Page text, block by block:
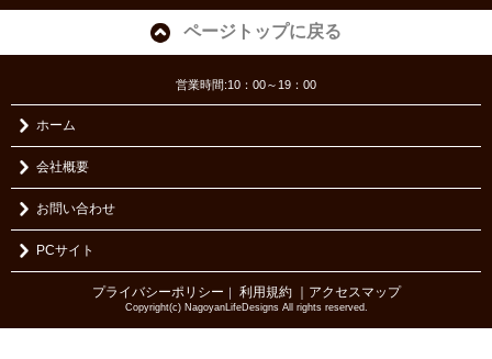
ページトップに戻る
営業時間:10：00～19：00
ホーム
会社概要
お問い合わせ
PCサイト
プライバシーポリシー ｜ 利用規約 ｜アクセスマップ
Copyright(c) NagoyanLifeDesigns All rights reserved.